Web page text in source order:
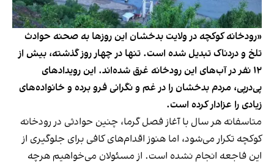
«رودخانه کوکچه در ولایت بدخشان این روزها به صحنه حوادث
تلخ و دردناک تبدیل شده است. تنها در چهار روز گذشته، بیش از
۱۲ نفر در آب‌های این رودخانه غرق شده‌اند. این رویدادهای
پی‌درپی، مردم بدخشان را در غم و نگرانی فرو برده و خانواده‌های
زیادی را عزادار کرده است.
متاسفانه هر سال با آغاز فصل گرما، چنین حوادثی در رودخانه
کوکچه تکرار می‌شود، اما هنوز اقدام‌های کافی برای جلوگیری از
این فاجعه انجام نشده است. از مسئولان می‌خواهیم هرچه